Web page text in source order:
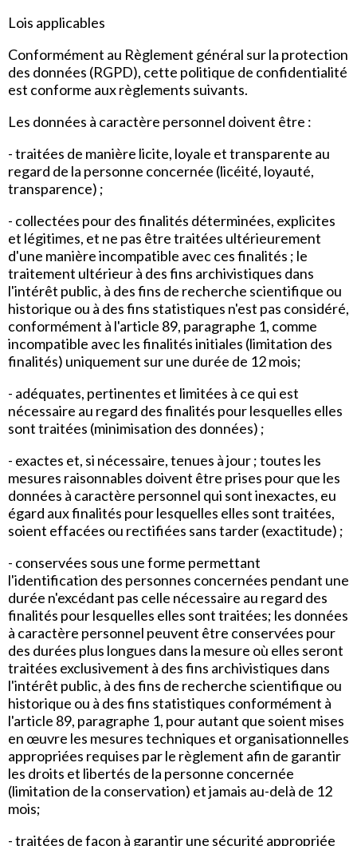
Lois applicables
Conformément au Règlement général sur la protection
des données (RGPD), cette politique de confidentialité
est conforme aux règlements suivants.
Les données à caractère personnel doivent être :
- traitées de manière licite, loyale et transparente au
regard de la personne concernée (licéité, loyauté,
transparence) ;
- collectées pour des finalités déterminées, explicites
et légitimes, et ne pas être traitées ultérieurement
d'une manière incompatible avec ces finalités ; le
traitement ultérieur à des fins archivistiques dans
l'intérêt public, à des fins de recherche scientifique ou
historique ou à des fins statistiques n'est pas considéré,
conformément à l'article 89, paragraphe 1, comme
incompatible avec les finalités initiales (limitation des
finalités) uniquement sur une durée de 12 mois;
- adéquates, pertinentes et limitées à ce qui est
nécessaire au regard des finalités pour lesquelles elles
sont traitées (minimisation des données) ;
- exactes et, si nécessaire, tenues à jour ; toutes les
mesures raisonnables doivent être prises pour que les
données à caractère personnel qui sont inexactes, eu
égard aux finalités pour lesquelles elles sont traitées,
soient effacées ou rectifiées sans tarder (exactitude) ;
- conservées sous une forme permettant
l'identification des personnes concernées pendant une
durée n'excédant pas celle nécessaire au regard des
finalités pour lesquelles elles sont traitées; les données
à caractère personnel peuvent être conservées pour
des durées plus longues dans la mesure où elles seront
traitées exclusivement à des fins archivistiques dans
l'intérêt public, à des fins de recherche scientifique ou
historique ou à des fins statistiques conformément à
l'article 89, paragraphe 1, pour autant que soient mises
en œuvre les mesures techniques et organisationnelles
appropriées requises par le règlement afin de garantir
les droits et libertés de la personne concernée
(limitation de la conservation) et jamais au-delà de 12
mois;
- traitées de façon à garantir une sécurité appropriée